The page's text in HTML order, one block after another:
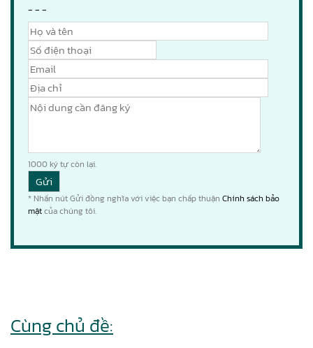
- - -
1000 ký tự còn lại.
* Nhấn nút Gửi đồng nghĩa với việc bạn chấp thuận Chính sách bảo
mậtcủa chúng tôi.
Cùng chủ đề: